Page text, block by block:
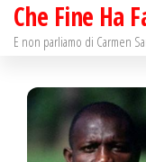
Salta
contenuto
Che Fine Ha
E non parliamo di Carmen